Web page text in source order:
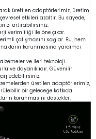
üretilen adaptörlerimiz, üretim
etkileri azaltır. Bu sayede,
artırabilirsiniz.
verimliliği ile öne çıkar.
çalışmasını sağlar. Bu, hem
korunmasına yardımcı
ve ileri teknoloji
ve dayanıklıdır. Güvenilir
edebilirsiniz.
üretilen adaptörlerimiz,
bir geleceğe katkıda
korunmasını destekler.